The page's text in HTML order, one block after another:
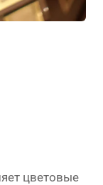
цветовые